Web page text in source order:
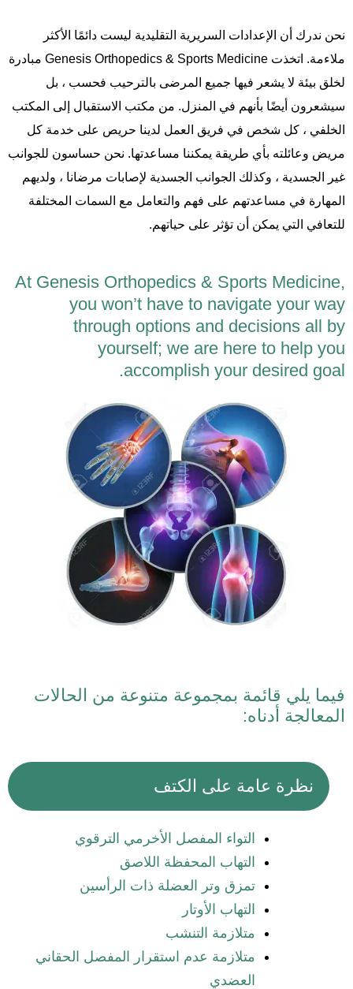
نحن ندرك أن الإعدادات السريرية التقليدية ليست دائمًا الأكثر
ملاءمة. اتخذت Genesis Orthopedics & Sports Medicine مبادرة
لخلق بيئة لا يشعر فيها جميع المرضى بالترحيب فحسب ، بل
سيشعرون أيضًا بأنهم في المنزل. من مكتب الاستقبال إلى المكتب
الخلفي ، كل شخص في فريق العمل لدينا حريص على خدمة كل
مريض وعائلته بأي طريقة يمكننا مساعدتها. نحن حساسون للجوانب
غير الجسدية ، وكذلك الجوانب الجسدية لإصابات مرضانا ، ولديهم
المهارة في مساعدتهم على فهم والتعامل مع السمات المختلفة
للتعافي التي يمكن أن تؤثر على حياتهم.
At Genesis Orthopedics & Sports Medicine,
you won’t have to navigate your way
through options and decisions all by
yourself; we are here to help you
accomplish your desired goal.
فيما يلي قائمة بمجموعة متنوعة من الحالات
المعالجة أدناه:
نظرة عامة على الكتف
التواء المفصل الأخرمي الترقوي
التهاب المحفظة اللاصق
تمزق وتر العضلة ذات الرأسين
التهاب الأوتار
متلازمة التنشب
متلازمة عدم استقرار المفصل الحقاني
العضدي